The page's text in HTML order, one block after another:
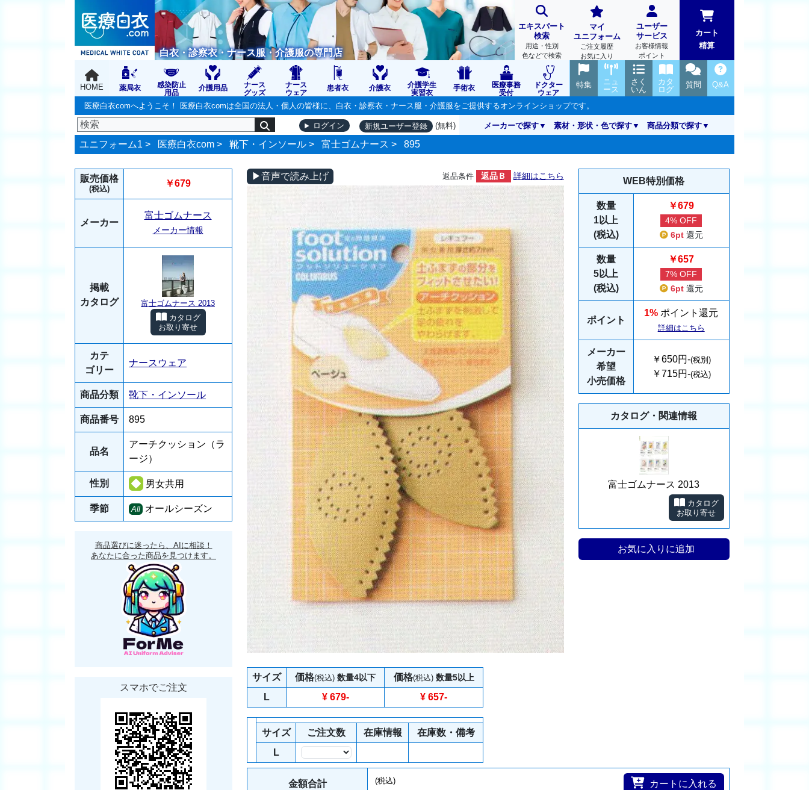
白衣・診察衣・ナース服・介護服の専門店
エキスパート
検索
用途・性別
色などで検索
マイ
ユニフォーム
ご注文履歴
お気に入り
ユーザー
サービス
お客様情報
ポイント
カート
精算
HOME 薬局衣
感染防止
用品
介護用品
ナース
グッズ
ナース
ウェア
患者衣 介護衣
介護学生
実習衣
手術衣
医療事務
受付
ドクター
ウェア
Q&A
質問
カタ
ログ
さく
いん
ニュ
ース
特集
医療白衣comへようこそ！ 医療白衣comは全国の法人・個人の皆様に、白衣・診察衣・ナース服・介護服をご提供するオンラインショップです。
ログイン 新規ユーザー登録 (無料) メーカーで探す 素材・形状・色で探す 商品分類で探す
ユニフォーム1 > 医療白衣com > 靴下・インソール > 富士ゴムナース > 895
販売価格
(税込)
￥679
メーカー
富士ゴムナース
メーカー情報
掲載
カタログ
富士ゴムナース 2013
カタログ
お取り寄せ
カテ
ゴリー
ナースウェア
商品分類 靴下・インソール
商品番号 895
品名
アーチクッション（ラ
ージ）
性別 男女共用
季節 All オールシーズン
商品選びに迷ったら、AIに相談！
あなたに合った商品を見つけます。
スマホでご注文
▶音声で読み上げ 返品条件 返品Ｂ 詳細はこちら WEB特別価格
数量
1以上
(税込)
￥679
4% OFF
6pt 還元
数量
5以上
(税込)
￥657
7% OFF
6pt 還元
ポイント
1% ポイント還元
詳細はこちら
メーカー
希望
小売価格
￥650円-(税別)
￥715円-(税込)
カタログ・関連情報
富士ゴムナース 2013
カタログ
お取り寄せ
お気に入りに追加
サイズ 価格(税込) 数量4以下 価格(税込) 数量5以上
L ¥ 679- ¥ 657-
サイズ ご注文数 在庫情報
在庫数・備考
L
金額合計 (税込) カートに入れる